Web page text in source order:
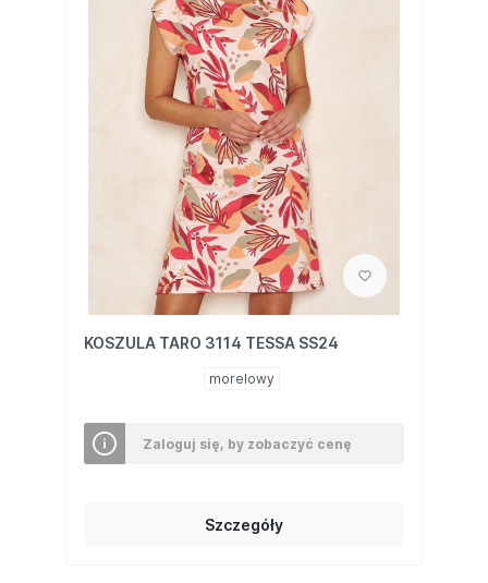
KOSZULA TARO 3114 TESSA SS24
morelowy
Zaloguj się, by zobaczyć cenę
Szczegóły